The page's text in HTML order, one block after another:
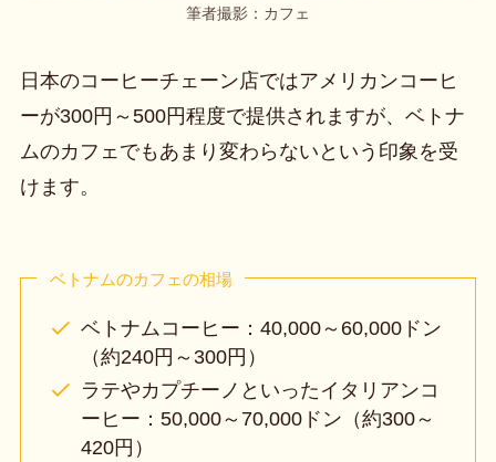
筆者撮影：カフェ
日本のコーヒーチェーン店ではアメリカンコーヒ
ーが300円～500円程度で提供されますが、ベトナ
ムのカフェでもあまり変わらないという印象を受
けます。
ベトナムのカフェの相場
ベトナムコーヒー：40,000～60,000ドン
（約240円～300円）
ラテやカプチーノといったイタリアンコ
ーヒー：50,000～70,000ドン（約300～
420円）